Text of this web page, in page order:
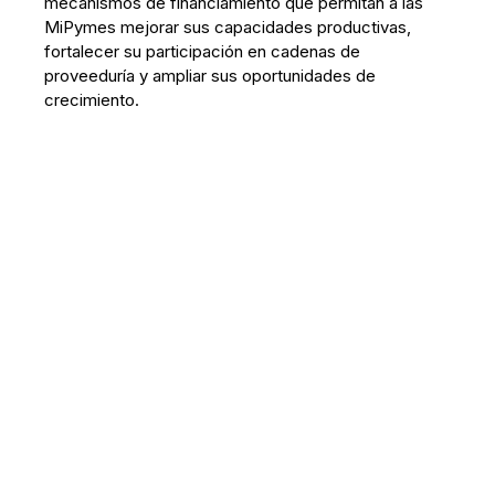
MiPymes mejorar sus capacidades productivas,
fortalecer su participación en cadenas de
proveeduría y ampliar sus oportunidades de
crecimiento.